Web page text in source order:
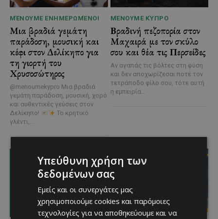
ΜΈΝΟΥΜΕ ΕΝΗΜΕΡΩΜΈΝΟΙ
Μια βραδιά γεμάτη
παράδοση, μουσική και
κέφι στον Δελίκηπο για
τη γιορτή του
Χρυσοσώτηρος
@menoumekypro Μια βραδιά
γεμάτη παράδοση, μουσική, χορό
και αυθεντικές γεύσεις στον
Δελίκηπο!
Το κρητικό
γλέντι,...
ΜΈΝΟΥΜΕ ΚΎΠΡΟ
Βραδινή πεζοπορία στον
Μαχαιρά με τον σκύλο
σου και θέα τις Περσείδες
Αν αγαπάς τις βόλτες στη φύση
και δεν αποχωρίζεσαι ποτέ τον
τετράποδο φίλο σου, τότε αυτή
η εμπειρία...
Υπεύθυνη χρήση των
δεδομένων σας
Εμείς και οι συνεργάτες μας
χρησιμοποιούμε cookies και παρόμοιες
τεχνολογίες για να αποθηκεύουμε και να